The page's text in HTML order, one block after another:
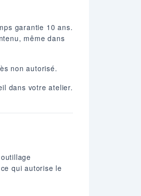
garantie 10 ans.
même dans
non autorisé.
dans votre atelier.
qui autorise le